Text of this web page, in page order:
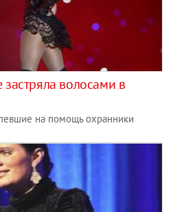
волосами в
на помощь охранники